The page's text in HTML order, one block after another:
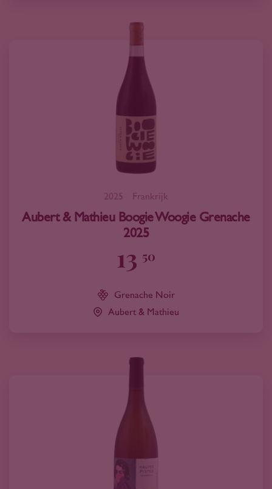
2025 Frankrijk
Aubert & Mathieu Boogie Woogie Grenache
2025
13 50
Grenache Noir
Aubert & Mathieu